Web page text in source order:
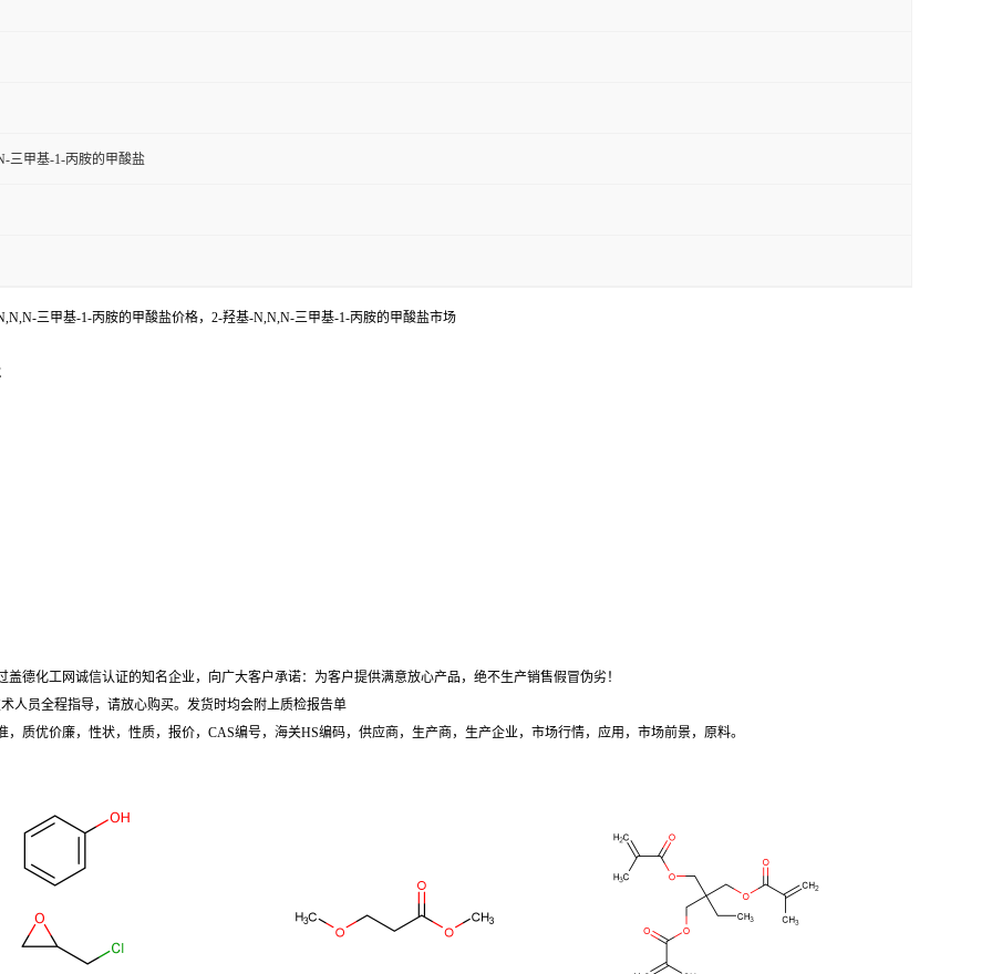
三甲基-1-丙胺的甲酸盐
三甲基-1-丙胺的甲酸盐价格，2-羟基-N,N,N-三甲基-1-丙胺的甲酸盐市场
德化工网诚信认证的知名企业，向广大客户承诺：为客户提供满意放心产品，绝不生产销售假冒伪劣！
人员全程指导，请放心购买。发货时均会附上质检报告单
质优价廉，性状，性质，报价，CAS编号，海关HS编码，供应商，生产商，生产企业，市场行情，应用，市场前景，原料。